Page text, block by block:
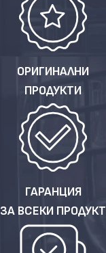
ОРИГИНАЛНИ
ПРОДУКТИ
ГАРАНЦИЯ
ЗА ВСЕКИ ПРОДУКТ